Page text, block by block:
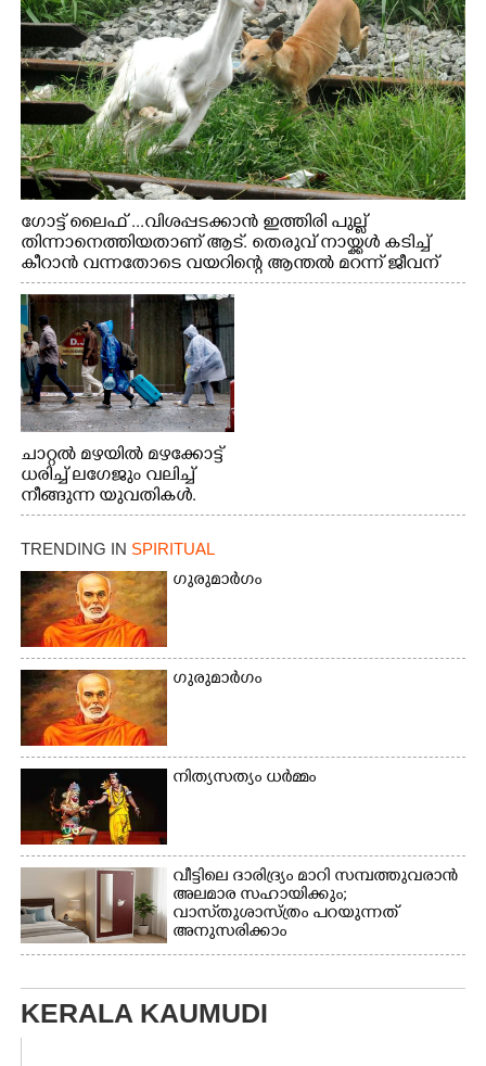
ഗോട്ട് ലൈഫ് ...വിശപ്പടക്കാൻ ഇത്തിരി പുല്ല്
തിന്നാനെത്തിയതാണ് ആട്. തെരുവ് നായ്ക്കൾ കടിച്ച്
കീറാൻ വന്നതോടെ വയറിന്റെ ആന്തൽ മറന്ന് ജീവന്
വേണ്ടിയായി ഓട്ടം. എറണാകുളം വാത്തുരുത്തിയിൽ
നിന്നുള്ള കാഴ്ച
ചാറ്റൽ മഴയിൽ മഴക്കോട്ട്
ധരിച്ച് ലഗേജും വലിച്ച്
നീങ്ങുന്ന യുവതികൾ.
എറണാകുളം മേനകയിൽ
നിന്നുള്ള കാഴ്ച
TRENDING IN SPIRITUAL
ഗുരുമാർഗം
ഗുരുമാർഗം
നിത്യസത്യം ധർമ്മം
വീട്ടിലെ ദാരിദ്ര്യം മാറി സമ്പത്തുവരാൻ
അലമാര സഹായിക്കും;
വാസ്‌തുശാസ്ത്രം പറയുന്നത്
അനുസരിക്കാം
KERALA KAUMUDI